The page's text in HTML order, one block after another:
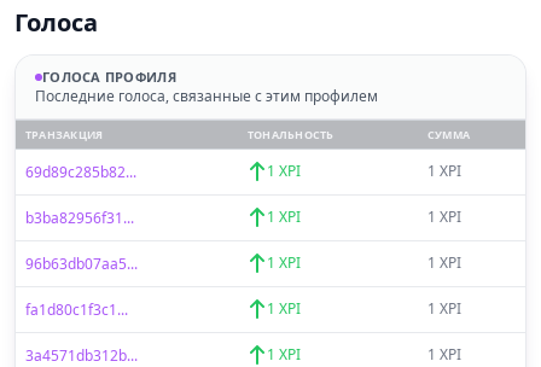
Голоса
ГОЛОСА ПРОФИЛЯ
Последние голоса, связанные с этим профилем
ТРАНЗАКЦИЯ ТОНАЛЬНОСТЬ СУММА
69d89c285b82... 1 XPI 1 XPI
b3ba82956f31... 1 XPI 1 XPI
96b63db07aa5... 1 XPI 1 XPI
fa1d80c1f3c1... 1 XPI 1 XPI
3a4571db312b... 1 XPI 1 XPI